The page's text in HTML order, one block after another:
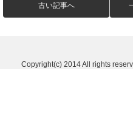
古い記事へ
Copyright(c) 2014 All rights